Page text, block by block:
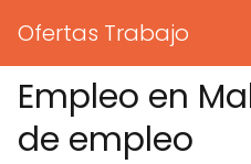
Ofertas Trabajo
Empleo en
de empleo